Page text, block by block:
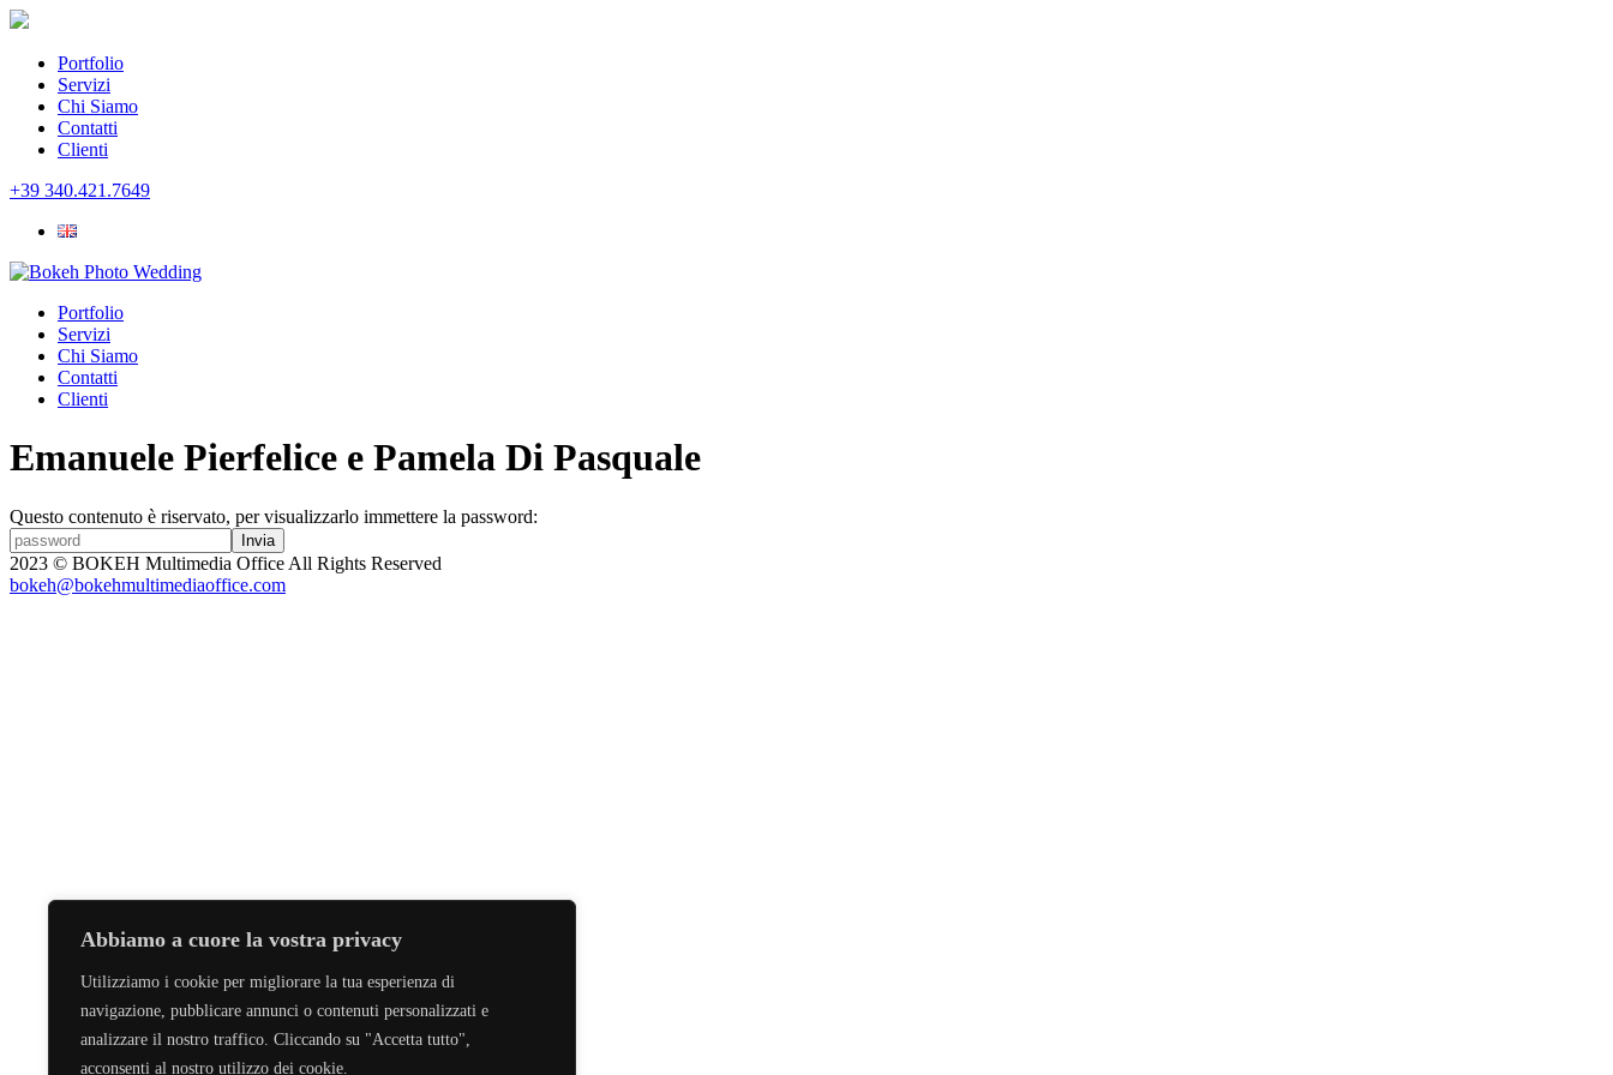
Abbiamo a cuore la vostra privacy
Utilizziamo i cookie per migliorare la tua esperienza di
navigazione, pubblicare annunci o contenuti personalizzati e
analizzare il nostro traffico. Cliccando su "Accetta tutto",
acconsenti al nostro utilizzo dei cookie.
Portfolio
Servizi
Chi Siamo
Contatti
Clienti
+39 340.421.7649
Portfolio
Servizi
Chi Siamo
Contatti
Clienti
Emanuele Pierfelice e Pamela Di Pasquale
Questo contenuto è riservato, per visualizzarlo immettere la password:
2023 © BOKEH Multimedia Office All Rights Reserved
bokeh@bokehmultimediaoffice.com